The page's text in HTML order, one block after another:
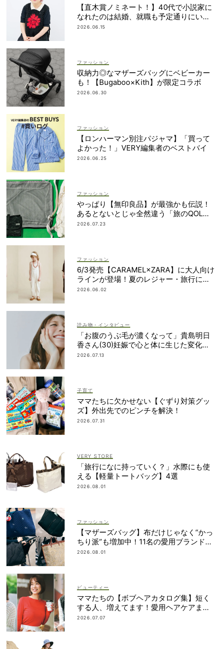
【直木賞ノミネート！】40代で小説家に
なれたのは結婚、就職も予定通りにいか
なかったから｜朝倉かすみさん
2026.06.15
ファッション
収納力◎なマザーズバッグにベビーカー
も！【Bugaboo×Kith】が限定コラボ
2026.06.30
ファッション
【ロンハーマン別注パジャマ】「買って
よかった！」VERY編集者のベストバイ
2026.06.25
ファッション
やっぱり【無印良品】が最強かも伝説！
あるとないとじゃ全然違う「旅のQOL爆
上げアイテム」
2026.07.23
ファッション
6/3発売【CARAMEL×ZARA】に大人向け
ラインが登場！夏のレジャー・旅行にも
おすすめ
2026.06.02
読み物・インタビュー
「お腹のうぶ毛が濃くなって」貴島明日
香さん(30)妊娠で心と体に生じた変化も
「愛しいです」
2026.07.13
子育て
ママたちに欠かせない【ぐずり対策グッ
ズ】外出先でのピンチを解決！
2026.07.31
VERY STORE
「旅行になに持っていく？」水際にも使
える【軽量トートバッグ】4選
2026.08.01
ファッション
【マザーズバッグ】布だけじゃなく“かっ
ちり派”も増加中！11名の愛用ブランド
は？
2026.08.01
ビューティー
ママたちの【ボブヘアカタログ集】短く
する人、増えてます！愛用ヘアケアまで
全部見せ
2026.07.07